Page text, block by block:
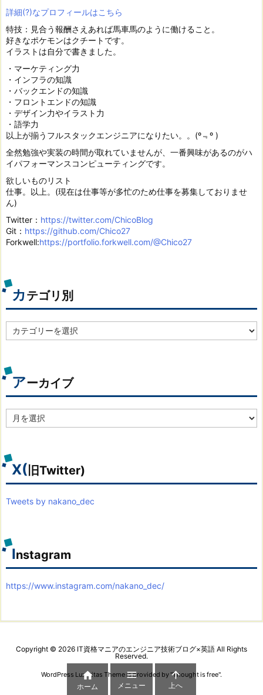
詳細(?)なプロフィールはこちら
特技：見合う報酬さえあれば馬車馬のように働けること。
好きなポケモンはクチートです。
イラストは自分で書きました。
・マーケティング力
・インフラの知識
・バックエンドの知識
・フロントエンドの知識
・デザイン力やイラスト力
・語学力
以上が揃うフルスタックエンジニアになりたい。。(º﹃º )
全然勉強や実装の時間が取れていませんが、一番興味があるのがハ
イパフォーマンスコンピューティングです。
欲しいものリスト
仕事。以上。(現在は仕事等が多忙のため仕事を募集しておりませ
ん)
Twitter： https://twitter.com/ChicoBlog
Git： https://github.com/Chico27
Forkwell:https://portfolio.forkwell.com/@Chico27
カテゴリ別
テ
別
アーカイブ
ー
ブ
X( 旧Twitter)
Tweets by nakano_dec
Instagram
https://www.instagram.com/nakano_dec/
Copyright © 2026 IT資格マニアのエンジニア技術ブログ×英語 All Rights
Reserved.
WordPress Luxeritas Theme is provided by "Thought is free".

ホーム

メニュー

上へ